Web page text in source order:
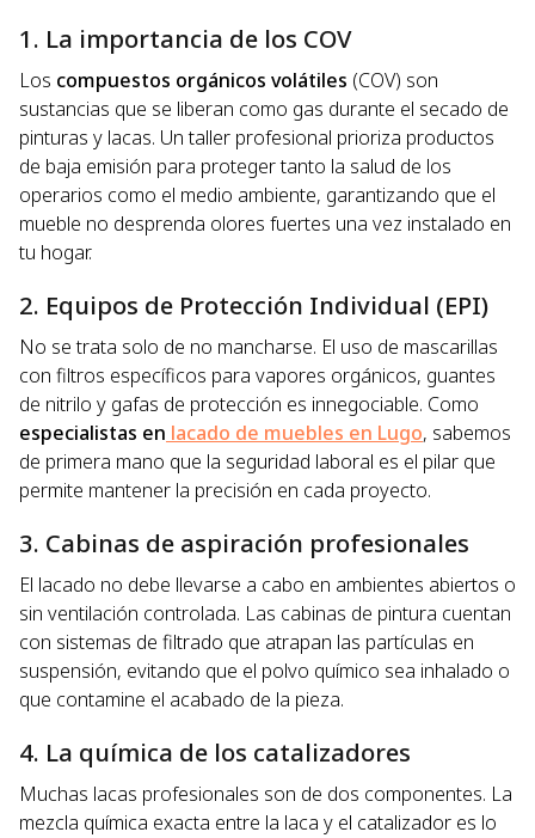
1. La importancia de los COV
Los compuestos orgánicos volátiles (COV) son
sustancias que se liberan como gas durante el secado de
pinturas y lacas. Un taller profesional prioriza productos
de baja emisión para proteger tanto la salud de los
operarios como el medio ambiente, garantizando que el
mueble no desprenda olores fuertes una vez instalado en
tu hogar.
2. Equipos de Protección Individual (EPI)
No se trata solo de no mancharse. El uso de mascarillas
con filtros específicos para vapores orgánicos, guantes
de nitrilo y gafas de protección es innegociable. Como
especialistas en lacado de muebles en Lugo, sabemos
de primera mano que la seguridad laboral es el pilar que
permite mantener la precisión en cada proyecto.
3. Cabinas de aspiración profesionales
El lacado no debe llevarse a cabo en ambientes abiertos o
sin ventilación controlada. Las cabinas de pintura cuentan
con sistemas de filtrado que atrapan las partículas en
suspensión, evitando que el polvo químico sea inhalado o
que contamine el acabado de la pieza.
4. La química de los catalizadores
Muchas lacas profesionales son de dos componentes. La
mezcla química exacta entre la laca y el catalizador es lo